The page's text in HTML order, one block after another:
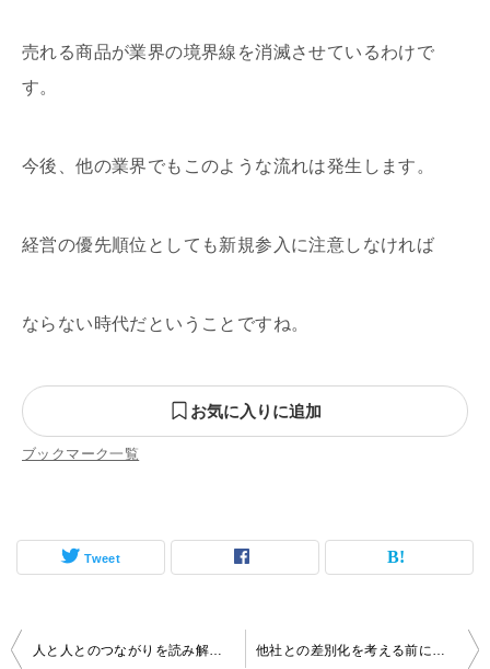
売れる商品が業界の境界線を消滅させているわけで
す。
今後、他の業界でもこのような流れは発生します。
経営の優先順位としても新規参入に注意しなければ
ならない時代だということですね。
お気に入りに追加
ブックマーク一覧
Tweet
投